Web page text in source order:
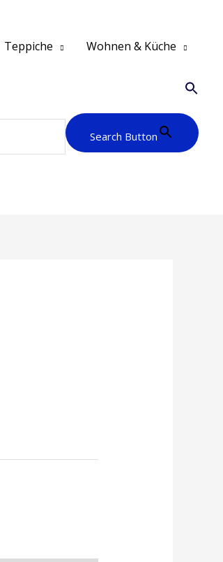
Teppiche Wohnen & Küche
Search Button